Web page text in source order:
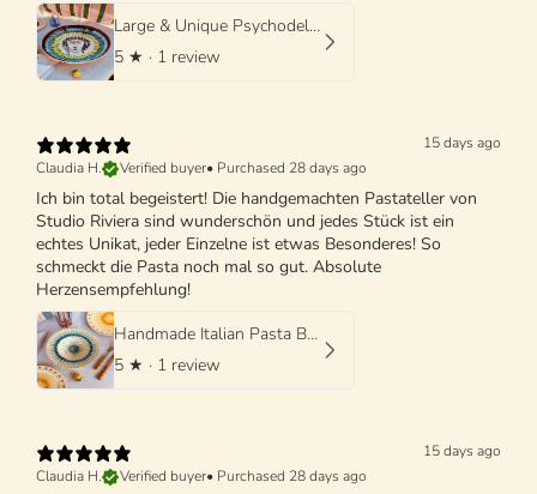
Large & Unique Psychodelic Viso Bowl - 42cm - One of a Kind
5 ★ · 1 review
15 days ago
Claudia H.
Verified buyer• Purchased 28 days ago
Ich bin total begeistert! Die handgemachten Pastateller von
Studio Riviera sind wunderschön und jedes Stück ist ein
echtes Unikat, jeder Einzelne ist etwas Besonderes! So
schmeckt die Pasta noch mal so gut. Absolute
Herzensempfehlung!
Handmade Italian Pasta Bowl 25 cm | Cappello di Prete
5 ★ · 1 review
15 days ago
Claudia H.
Verified buyer• Purchased 28 days ago